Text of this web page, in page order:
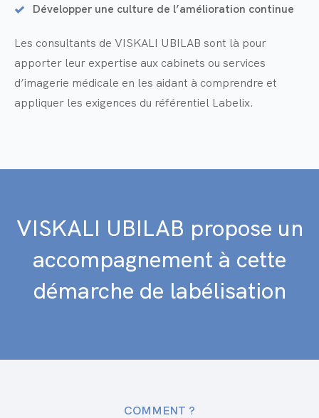
Développer une culture de l’amélioration continue
Les consultants de VISKALI UBILAB sont là pour
apporter leur expertise aux cabinets ou services
d’imagerie médicale en les aidant à comprendre et
appliquer les exigences du référentiel Labelix.
VISKALI UBILAB propose un
accompagnement à cette
démarche de labélisation
COMMENT ?